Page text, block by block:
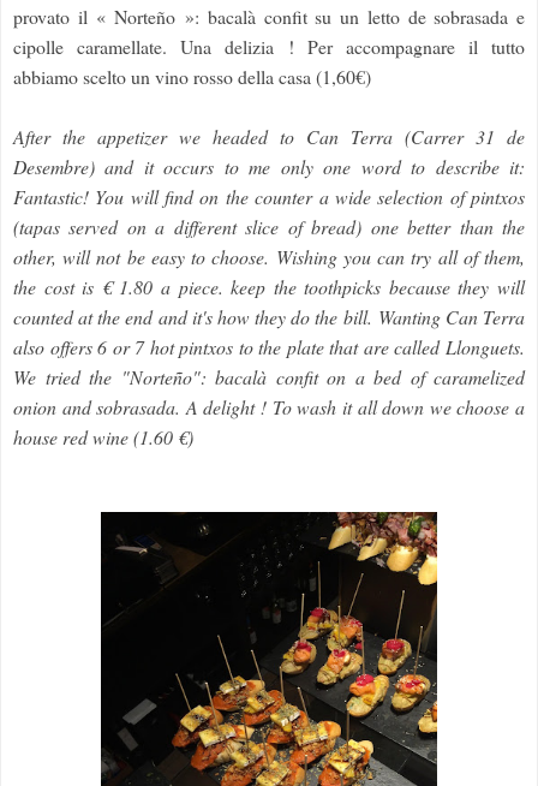
provato il « Norteño »: bacalà confit su un letto de sobrasada e
cipolle caramellate. Una delizia ! Per accompagnare il tutto
abbiamo scelto un vino rosso della casa (1,60€)
After the appetizer we headed to Can Terra (Carrer 31 de
Desembre) and it occurs to me only one word to describe it:
Fantastic! You will find on the counter a wide selection of pintxos
(tapas served on a different slice of bread) one better than the
other, will not be easy to choose. Wishing you can try all of them,
the cost is € 1.80 a piece. keep the toothpicks because they will
counted at the end and it's how they do the bill. Wanting Can Terra
also offers 6 or 7 hot pintxos to the plate that are called Llonguets.
We tried the "Norteño": bacalà confit on a bed of caramelized
onion and sobrasada. A delight ! To wash it all down we choose a
house red wine (1.60 €)